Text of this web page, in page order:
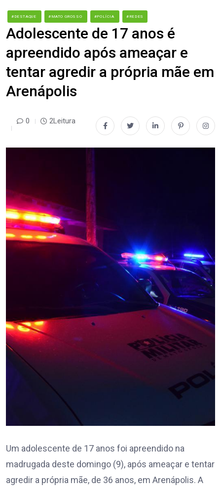
#DESTAQUE #MATO GROSSO #POLÍCIA #REDES
Adolescente de 17 anos é
apreendido após ameaçar e
tentar agredir a própria mãe em
Arenápolis
0 2Leitura
Um adolescente de 17 anos foi apreendido na
madrugada deste domingo (9), após ameaçar e tentar
agredir a própria mãe, de 36 anos, em Arenápolis. A